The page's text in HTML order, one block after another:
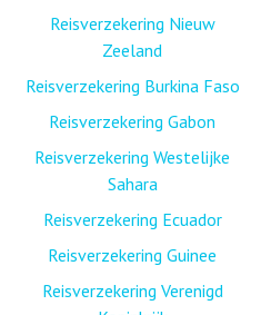
Reisverzekering Nieuw
Zeeland
Reisverzekering Burkina Faso
Reisverzekering Gabon
Reisverzekering Westelijke
Sahara
Reisverzekering Ecuador
Reisverzekering Guinee
Reisverzekering Verenigd